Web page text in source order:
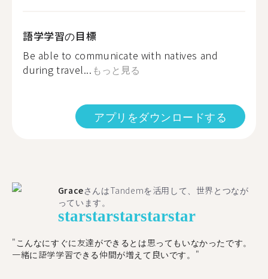
語学学習の目標
Be able to communicate with natives and
during travel... もっと見る
アプリをダウンロードする
GraceさんはTandemを活用して、世界とつなが
っています。
starstarstarstarstar
"こんなにすぐに友達ができるとは思ってもいなかったです。
一緒に語学学習できる仲間が増えて良いです。"